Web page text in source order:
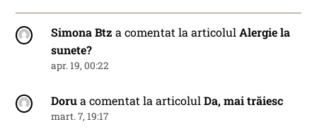
Simona Btz a comentat la articolulAlergie la
sunete?
apr. 19, 00:22
Dorua comentat la articolulDa, mai trăiesc
mart. 7, 19:17